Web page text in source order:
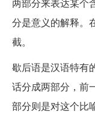
分是意义的解释。
截。
歇后语是汉语特有
话分成两部分，前
部分则是对这个比